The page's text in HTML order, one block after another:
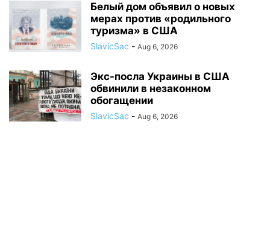
Белый дом объявил о новых
мерах против «родильного
туризма» в США
SlavicSac - Aug 6, 2026
Экс-посла Украины в США
обвинили в незаконном
обогащении
SlavicSac - Aug 6, 2026